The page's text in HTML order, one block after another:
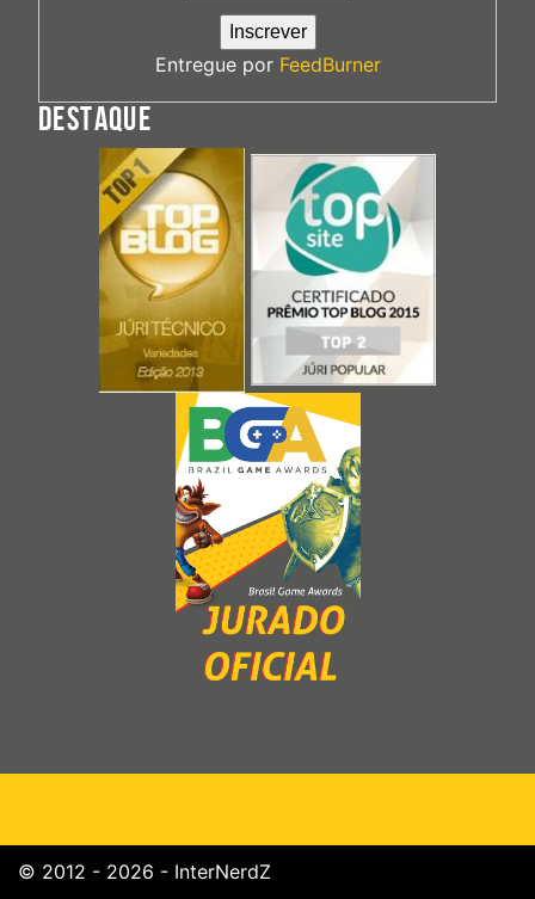
Entregue por FeedBurner
DESTAQUE
© 2012 - 2026 - InterNerdZ